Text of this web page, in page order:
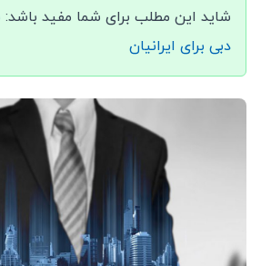
شاید این مطلب برای شما مفید باشد:
دبی برای ایرانیان